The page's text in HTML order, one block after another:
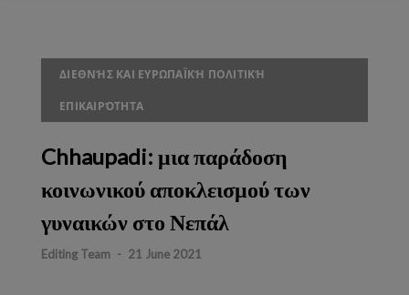
ΔΙΕΘΝΉΣ ΚΑΙ ΕΥΡΩΠΑΪΚΉ ΠΟΛΙΤΙΚΉ
ΕΠΙΚΑΙΡΌΤΗΤΑ
Chhaupadi: μια παράδοση
κοινωνικού αποκλεισμού των
γυναικών στο Νεπάλ
Editing Team - 21 June 2021